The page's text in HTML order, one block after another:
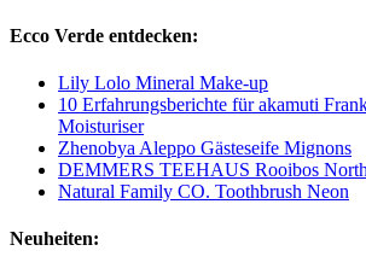
Ecco Verde entdecken:
Lily Lolo Mineral Make-up
10 Erfahrungsberichte für akamuti
Moisturiser
Zhenobya Aleppo Gästeseife Mignons
DEMMERS TEEHAUS Rooibos
Natural Family CO. Toothbrush Neon
Neuheiten: